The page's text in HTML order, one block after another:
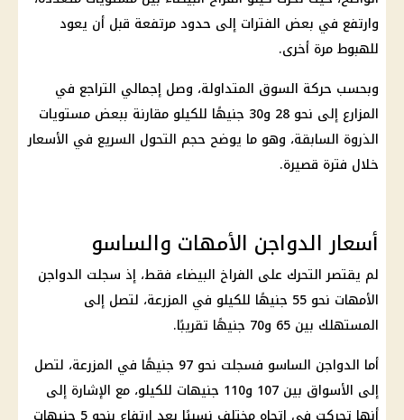
وارتفع في بعض الفترات إلى حدود مرتفعة قبل أن يعود
للهبوط مرة أخرى.
وبحسب حركة السوق المتداولة، وصل إجمالي التراجع في
المزارع إلى نحو 28 و30 جنيهًا للكيلو مقارنة ببعض مستويات
الذروة السابقة، وهو ما يوضح حجم التحول السريع في الأسعار
خلال فترة قصيرة.
أسعار الدواجن الأمهات والساسو
لم يقتصر التحرك على الفراخ البيضاء فقط، إذ سجلت الدواجن
الأمهات نحو 55 جنيهًا للكيلو في المزرعة، لتصل إلى
المستهلك بين 65 و70 جنيهًا تقريبًا.
أما الدواجن الساسو
فسجلت نحو 97 جنيهًا في المزرعة، لتصل
إلى الأسواق بين 107 و110 جنيهات للكيلو، مع الإشارة إلى